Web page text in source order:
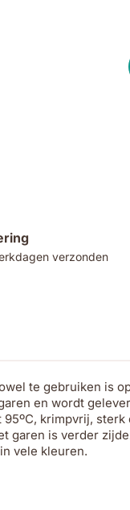
verzonden
te gebruiken is
en wordt
krimpvrij,
garen is verder
vele kleuren.